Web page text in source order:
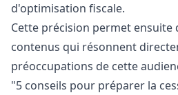
d'optimisation fiscale.
Cette précision permet ensuite
contenus qui résonnent
préoccupations de cette
"5 conseils pour préparer la